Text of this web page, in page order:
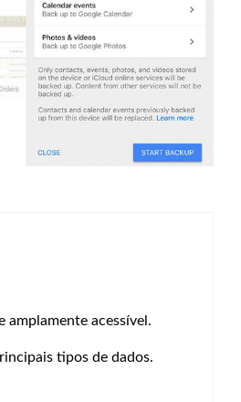
amplamente acessível.
tipos de dados.